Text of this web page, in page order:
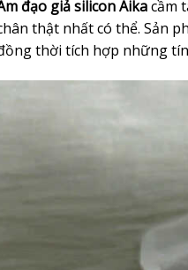
đạo giả silicon Aikacầm
thật nhất có thể. Sản
thời tích hợp những